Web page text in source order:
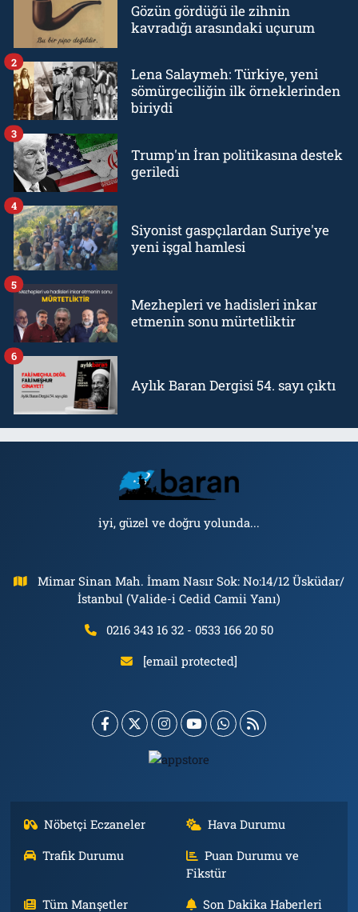
Gözün gördüğü ile zihnin
kavradığı arasındaki uçurum
Lena Salaymeh: Türkiye, yeni
sömürgeciliğin ilk örneklerinden
biriydi
2
Trump'ın İran politikasına destek
geriledi
3
Siyonist gaspçılardan Suriye'ye
yeni işgal hamlesi
4
Mezhepleri ve hadisleri inkar
etmenin sonu mürtetliktir
5
Aylık Baran Dergisi 54. sayı çıktı
6
iyi, güzel ve doğru yolunda...
Mimar Sinan Mah. İmam Nasır Sok: No:14/12 Üsküdar/
İstanbul (Valide-i Cedid Camii Yanı)
0216 343 16 32 - 0533 166 20 50
[email protected]
Nöbetçi Eczaneler
Hava Durumu
Trafik Durumu
Puan Durumu ve
Fikstür
Tüm Manşetler
Son Dakika Haberleri